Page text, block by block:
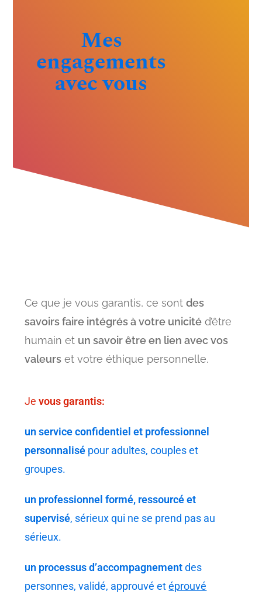
Mes
engagements
avec vous
Ce que je vous garantis, ce sontdes
savoirs faire intégrés à votre unicité d’être
humain et un savoir être en lien avec vos
valeurs et votre éthique personnelle.
Je vous garantis:
un service confidentiel et professionnel
personnalisé pour adultes, couples et
groupes.
un professionnel formé, ressourcé et
supervisé, sérieux qui ne se prend pas au
sérieux.
un processus d’accompagnementdes
personnes, validé, approuvé etéprouvé